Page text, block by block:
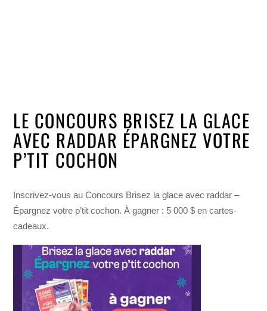
LE CONCOURS BRISEZ LA GLACE
AVEC RADDAR ÉPARGNEZ VOTRE
P’TIT COCHON
Inscrivez-vous au Concours Brisez la glace avec raddar –
Épargnez votre p’tit cochon. À gagner : 5 000 $ en cartes-
cadeaux.